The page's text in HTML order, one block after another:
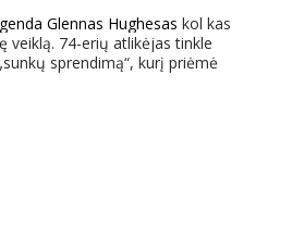
Glennas Hughesas kol kas
veiklą. 74-erių atlikėjas tinkle
sprendimą“, kurį priėmė